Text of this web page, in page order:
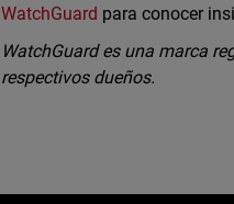
WatchGuard para conocer
WatchGuard es una marca
respectivos dueños.